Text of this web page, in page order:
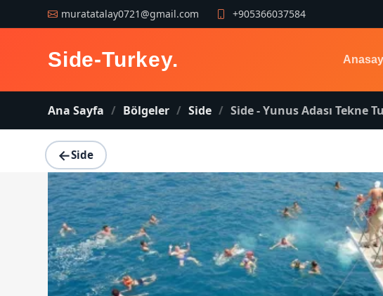
muratatalay0721@gmail.com +905366037584
Side-Turkey.
Ana Sayfa Bölgeler Side Side - Yunus Adası Tekne
←Side